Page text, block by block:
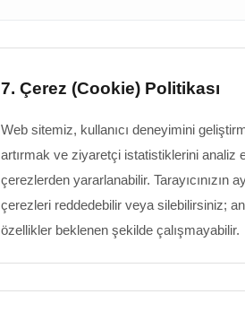
7. Çerez (Cookie) Politikası
Web sitemiz, kullanıcı deneyimini
artırmak ve ziyaretçi istatistiklerini analiz
çerezlerden yararlanabilir. Tarayıcınızın
çerezleri reddedebilir veya silebilirsiniz;
özellikler beklenen şekilde çalışmayabilir.